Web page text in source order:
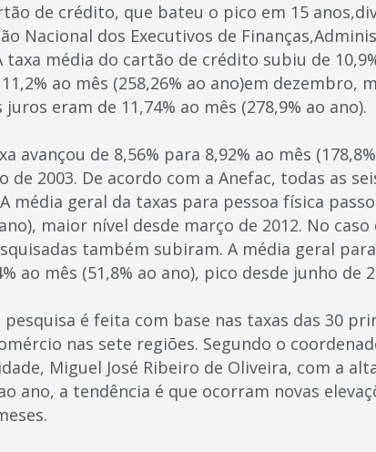
de crédito, que bateu o pico em 15
Nacional dos Executivos de
taxa média do cartão de crédito subiu de
ao mês (258,26% ao ano)em dezembro,
eram de 11,74% ao mês (278,9% ao ano).
avançou de 8,56% para 8,92% ao mês
2003. De acordo com a Anefac, todas as
média geral da taxas para pessoa física
maior nível desde março de 2012. No
também subiram. A média geral
ao mês (51,8% ao ano), pico desde junho de
é feita com base nas taxas das 30
nas sete regiões. Segundo o
Miguel José Ribeiro de Oliveira, com a
ano, a tendência é que ocorram novas